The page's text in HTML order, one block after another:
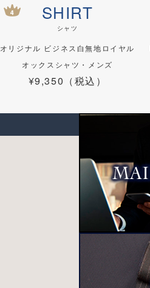
SHIRT
シャツ
オリジナル ビジネス白無地ロイヤル
オックスシャツ・メンズ
¥9,350（税込）